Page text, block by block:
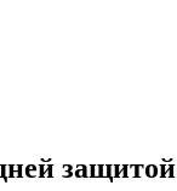
защитой